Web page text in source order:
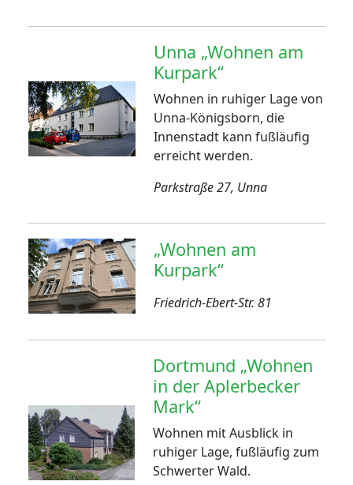
Unna „Wohnen am
Kurpark“
Wohnen in ruhiger Lage von
Unna-Königsborn, die
Innenstadt kann fußläufig
erreicht werden.
Parkstraße 27, Unna
„Wohnen am
Kurpark“
Friedrich-Ebert-Str. 81
Dortmund „Wohnen
in der Aplerbecker
Mark“
Wohnen mit Ausblick in
ruhiger Lage, fußläufig zum
Schwerter Wald.